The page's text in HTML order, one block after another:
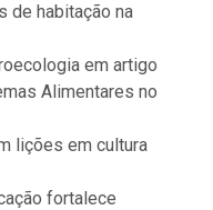
de habitação na
em artigo
Alimentares no
lições em cultura
fortalece